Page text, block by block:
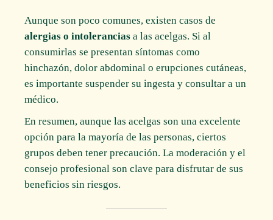
Aunque son poco comunes, existen casos de
alergias o intolerancias a las acelgas. Si al
consumirlas se presentan síntomas como
hinchazón, dolor abdominal o erupciones cutáneas,
es importante suspender su ingesta y consultar a un
médico.
En resumen, aunque las acelgas son una excelente
opción para la mayoría de las personas, ciertos
grupos deben tener precaución. La moderación y el
consejo profesional son clave para disfrutar de sus
beneficios sin riesgos.